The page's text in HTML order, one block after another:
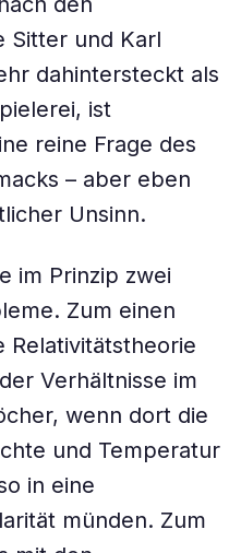
Sitter und Karl
dahintersteckt als
ist
reine Frage des
– aber eben
Unsinn.
im Prinzip zwei
Zum einen
Relativitätstheorie
Verhältnisse im
wenn dort die
und Temperatur
in eine
münden. Zum